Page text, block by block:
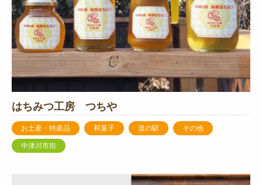
はちみつ工房 つちや
お土産・特産品 和菓子 道の駅
その他
中津川市街